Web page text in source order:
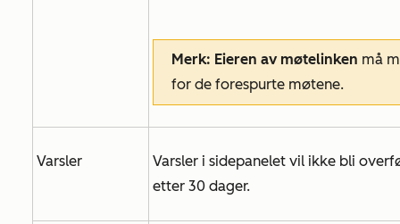
Merk: Eieren av møtelinken må
for de forespurte møtene.
Varsler
Varsler i sidepanelet vil ikke bli
etter 30 dager.